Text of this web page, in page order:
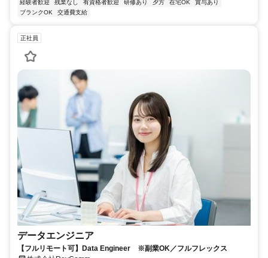
経験者歓迎
残業なし 有資格者歓迎 研修あり 夕方 在宅OK
賞与あり
ブランクOK
交通費支給
正社員
データエンジニア
【フルリモート可】Data Engineer ※副業OK／フルフレックス